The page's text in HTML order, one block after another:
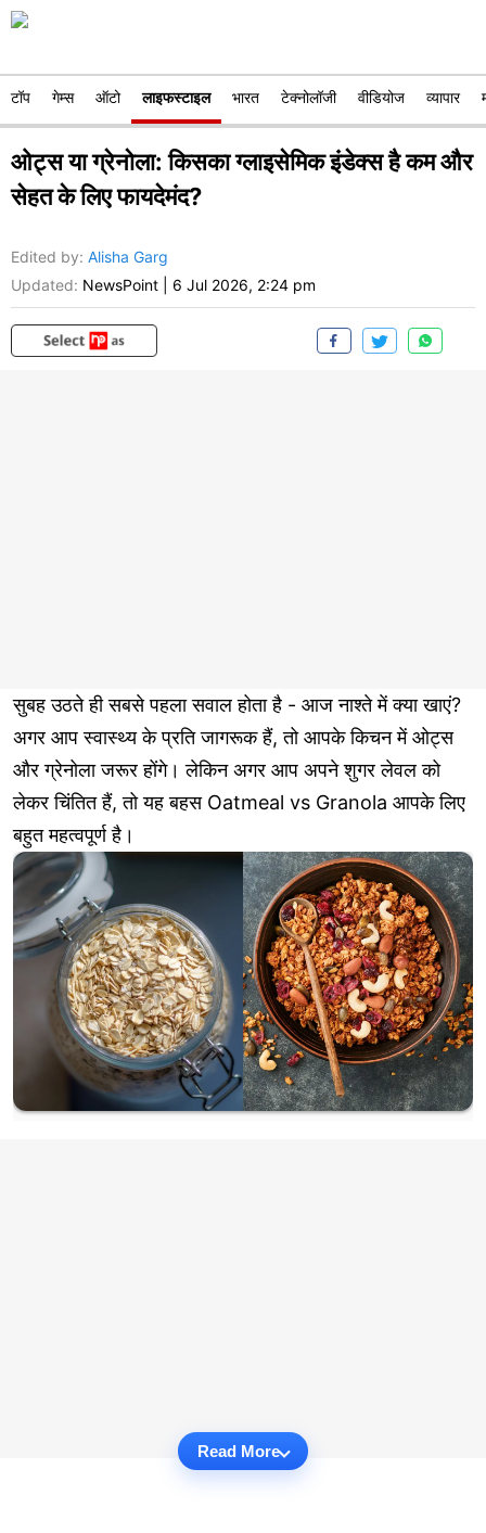
टॉप गेम्स ऑटो लाइफस्टाइल भारत टेक्नोलॉजी वीडियोज व्यापार
ओट्स या ग्रेनोला: किसका ग्लाइसेमिक इंडेक्स है कम और
सेहत के लिए फायदेमंद?
Edited by: Alisha Garg
Updated: NewsPoint 6 Jul 2026, 2:24 pm
सुबह उठते ही सबसे पहला सवाल होता है - आज नाश्ते में क्या खाएं?
अगर आप स्वास्थ्य के प्रति जागरूक हैं, तो आपके किचन में ओट्स
और ग्रेनोला जरूर होंगे। लेकिन अगर आप अपने शुगर लेवल को
लेकर चिंतित हैं, तो यह बहस Oatmeal vs Granola आपके लिए
बहुत महत्वपूर्ण है।
Read More